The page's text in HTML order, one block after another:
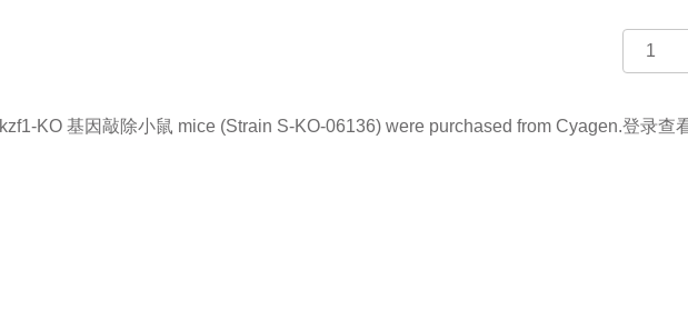
Ikzf1-KO 基因敲除小鼠 mice (Strain S-KO-06136) were purchased from Cyagen.登录查